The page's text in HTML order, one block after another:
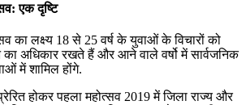
एक दृष्टि
का लक्ष्‍य 18 से 25 वर्ष के युवाओं के विचारों को
अधिकार रखते हैं और आने वाले वर्षो में सार्वजनिक
में शामिल होंगे.
होकर पहला महोत्‍सव 2019 में जिला राज्‍य और